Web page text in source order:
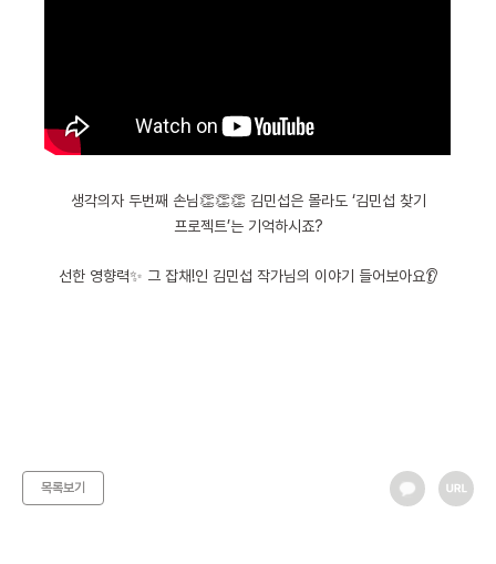
생각의자 두번째 손님👏👏👏 김민섭은 몰라도 ‘김민섭 찾기
프로젝트’는 기억하시죠?
선한 영향력✨ 그 잡채!인 김민섭 작가님의 이야기 들어보아요👂
목록보기